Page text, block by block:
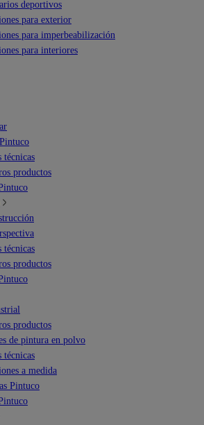
deportivos
para exterior
para imperbeabilización
para interiores
técnicas
productos
técnicas
productos
productos
de pintura en polvo
técnicas
a medida
Pintuco